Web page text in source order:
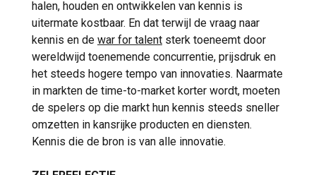
halen, houden en ontwikkelen van kennis is
uitermate kostbaar. En dat terwijl de vraag naar
kennis en de war for talent sterk toeneemt door
wereldwijd toenemende concurrentie, prijsdruk en
het steeds hogere tempo van innovaties. Naarmate
in markten de time-to-market korter wordt, moeten
de spelers op die markt hun kennis steeds sneller
omzetten in kansrijke producten en diensten.
Kennis die de bron is van alle innovatie.